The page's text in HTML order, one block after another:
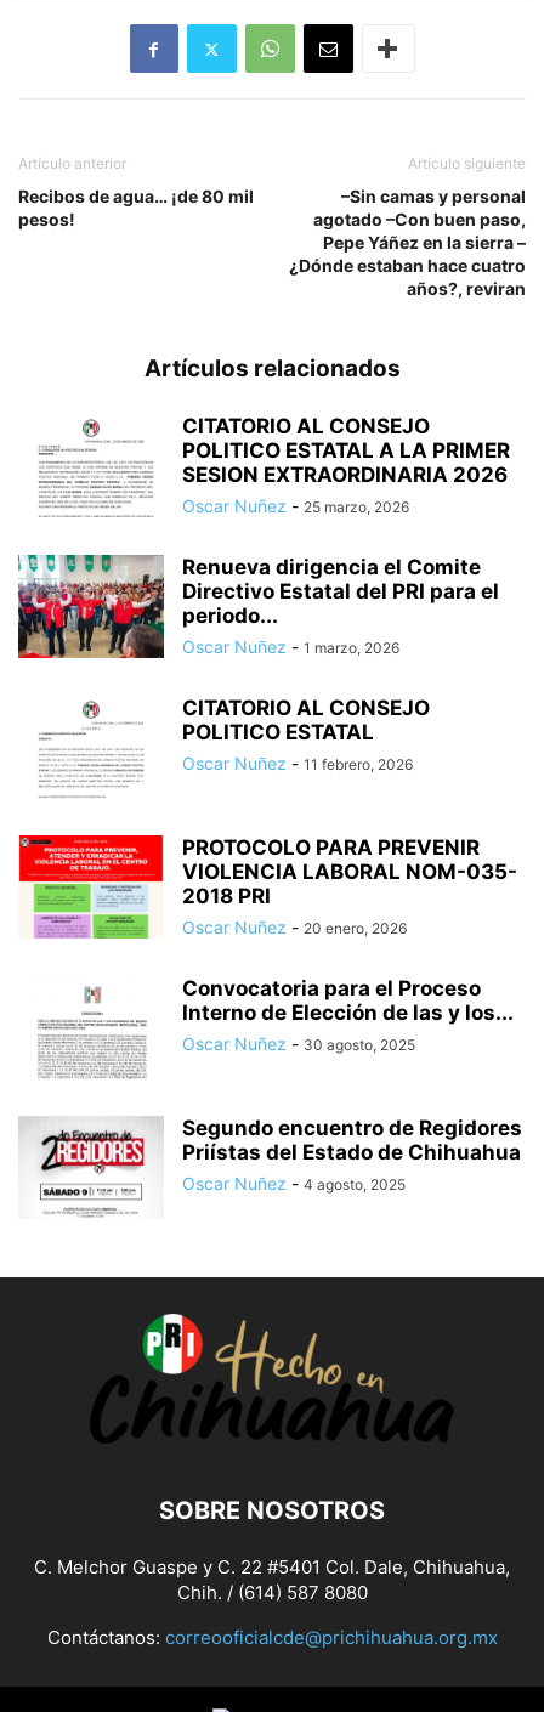
Artículo anterior
Recibos de agua… ¡de 80 mil
pesos!
Artículo siguiente
–Sin camas y personal
agotado –Con buen paso,
Pepe Yáñez en la sierra –
¿Dónde estaban hace cuatro
años?, reviran
Artículos relacionados
CITATORIO AL CONSEJO
POLITICO ESTATAL A LA PRIMER
SESION EXTRAORDINARIA 2026
Oscar Nuñez - 25 marzo, 2026
Renueva dirigencia el Comite
Directivo Estatal del PRI para el
periodo...
Oscar Nuñez - 1 marzo, 2026
CITATORIO AL CONSEJO
POLITICO ESTATAL
Oscar Nuñez - 11 febrero, 2026
PROTOCOLO PARA PREVENIR
VIOLENCIA LABORAL NOM-035-
2018 PRI
Oscar Nuñez - 20 enero, 2026
Convocatoria para el Proceso
Interno de Elección de las y los...
Oscar Nuñez - 30 agosto, 2025
Segundo encuentro de Regidores
Priístas del Estado de Chihuahua
Oscar Nuñez - 4 agosto, 2025
SOBRE NOSOTROS
C. Melchor Guaspe y C. 22 #5401 Col. Dale, Chihuahua,
Chih. / (614) 587 8080
Contáctanos: correooficialcde@prichihuahua.org.mx